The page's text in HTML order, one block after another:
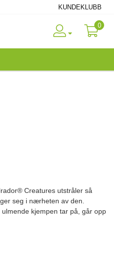
KUNDEKLUBB
0
Creatures utstråler så
seg i nærheten av den.
kjempen tar på, går opp